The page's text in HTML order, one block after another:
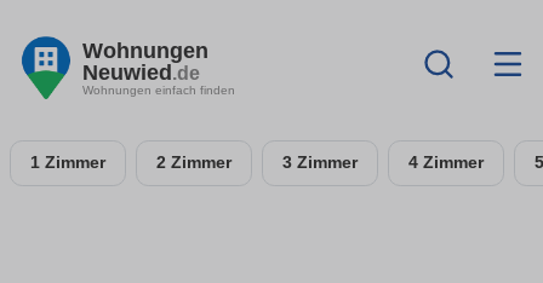
Wohnungen
Neuwied.de
Wohnungen einfach finden
1 Zimmer 2 Zimmer 3 Zimmer 4 Zimmer